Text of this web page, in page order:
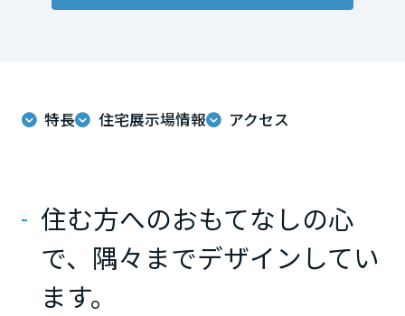
まいづくりを楽しく学べるデジタルラウンジです。
ホームラウンジ 新築・戸建て
ホームラウンジ リフォーム
のまちづくりを実現していきます。
ームを結ぶコミュニケーションサイト。お得・便利・安心なコンテン
ツや、ミサワホームからの大切なお知らせなど配信しています。
新卒者採用
ウエルネス事業
特長 住宅展示場情報 アクセス
住む方へのおもてなしの心
で、隅々までデザインしてい
ます。
群馬県
埼玉県